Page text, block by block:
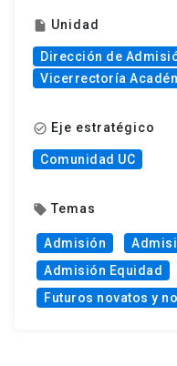
insert_drive_file Unidad
Dirección de
Vicerrectoría
check_circle_outline Eje estratégico
Comunidad UC
local_offer Temas
Admisión
Admisión Equidad
Futuros novatos y